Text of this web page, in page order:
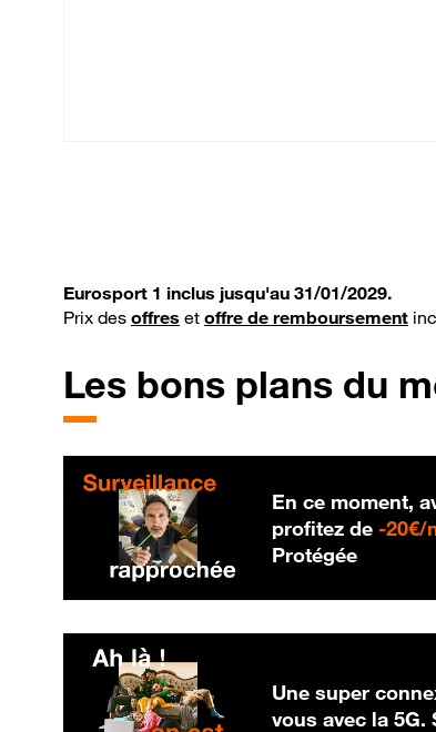
Eurosport 1 inclus jusqu'au 31/01/2029.
Prix des offres et offre de remboursement
Les bons plans du
En ce moment,
profitez de -20€/
Protégée
Une super
vous avec la 5G.